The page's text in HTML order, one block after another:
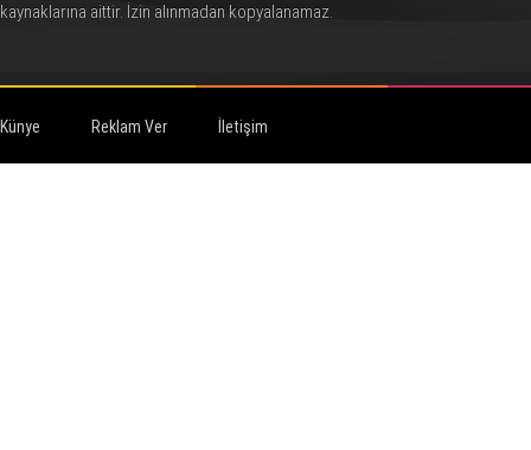
kaynaklarına aittir. İzin alınmadan kopyalanamaz.
Künye Reklam Ver İletişim